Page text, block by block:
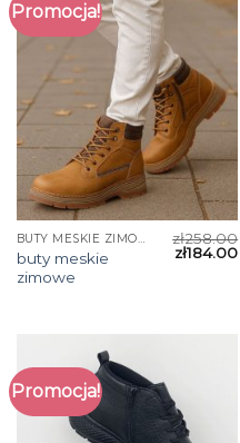
Promocja!
BUTY MESKIE ZIMOWE
buty meskie
zimowe
zł258.00
zł184.00
Promocja!